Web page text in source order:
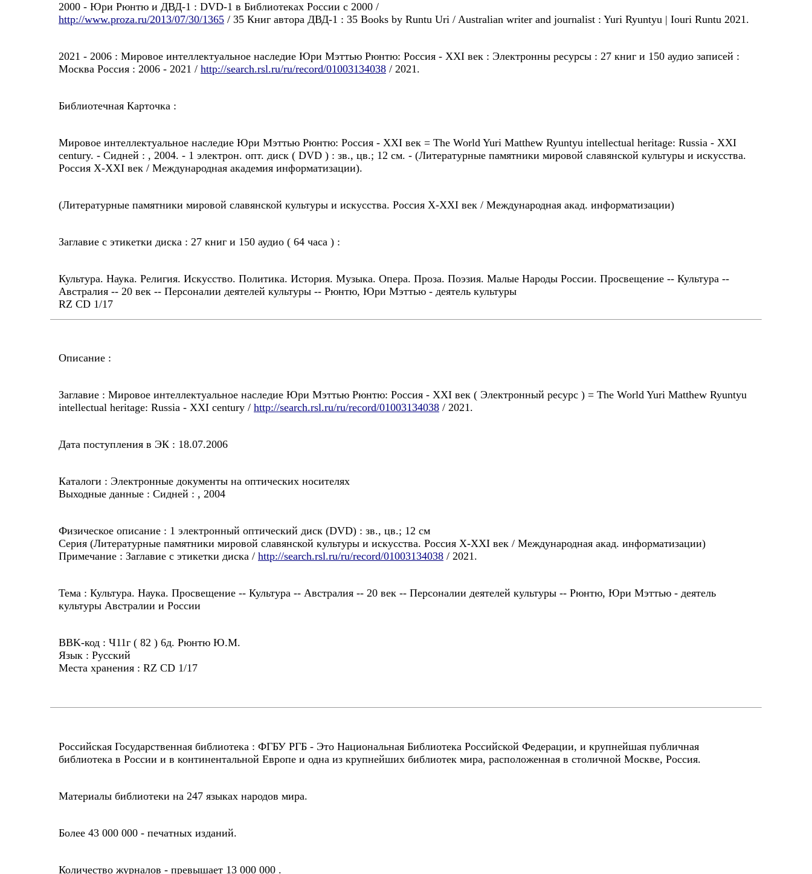
2000 - Юри Рюнтю и ДВД-1 : DVD-1 в Библиотеках России с 2000 /
http://www.proza.ru/2013/07/30/1365 / 35 Книг автора ДВД-1 : 35 Books by Runtu Uri / Australian writer and journalist : Yuri Ryuntyu | Iouri Runtu 2021.
2021 - 2006 : Мировое интеллектуальное наследие Юри Мэттью Рюнтю: Россия - XXI век : Электронны ресурсы : 27 книг и 150 аудио записей :
Москва Россия : 2006 - 2021 / http://search.rsl.ru/ru/record/01003134038 / 2021.
Библиотечная Карточка :
Мировое интеллектуальное наследие Юри Мэттью Рюнтю: Россия - XXI век = The World Yuri Matthew Ryuntyu intellectual heritage: Russia - XXI
century. - Сидней : , 2004. - 1 электрон. опт. диск ( DVD ) : зв., цв.; 12 см. - (Литературные памятники мировой славянской культуры и искусства.
Россия X-XXI век / Международная академия информатизации).
(Литературные памятники мировой славянской культуры и искусства. Россия X-XXI век / Международная акад. информатизации)
Заглавие с этикетки диска : 27 книг и 150 аудио ( 64 часа ) :
Культура. Наука. Религия. Искусство. Политика. История. Музыка. Опера. Проза. Поэзия. Малые Народы России. Просвещение -- Культура --
Австралия -- 20 век -- Персоналии деятелей культуры -- Рюнтю, Юри Мэттью - деятель культуры
RZ CD 1/17
Описание :
Заглавие : Мировое интеллектуальное наследие Юри Мэттью Рюнтю: Россия - XXI век ( Электронный ресурс ) = The World Yuri Matthew Ryuntyu
intellectual heritage: Russia - XXI century / http://search.rsl.ru/ru/record/01003134038 / 2021.
Дата поступления в ЭК : 18.07.2006
Каталоги : Электронные документы на оптических носителях
Выходные данные : Сидней : , 2004
Физическое описание : 1 электронный оптический диск (DVD) : зв., цв.; 12 см
Серия (Литературные памятники мировой славянской культуры и искусства. Россия X-XXI век / Международная акад. информатизации)
Примечание : Заглавие с этикетки диска / http://search.rsl.ru/ru/record/01003134038 / 2021.
Тема : Культура. Наука. Просвещение -- Культура -- Австралия -- 20 век -- Персоналии деятелей культуры -- Рюнтю, Юри Мэттью - деятель
культуры Австралии и России
BBK-код : Ч11г ( 82 ) 6д. Рюнтю Ю.М.
Язык : Русский
Места хранения : RZ CD 1/17
Российская Государственная библиотека : ФГБУ РГБ - Это Национальная Библиотека Российской Федерации, и крупнейшая публичная
библиотека в России и в континентальной Европе и одна из крупнейших библиотек мира, расположенная в столичной Москве, Россия.
Материалы библиотеки на 247 языках народов мира.
Более 43 000 000 - печатных изданий.
Количество журналов - превышает 13 000 000 .